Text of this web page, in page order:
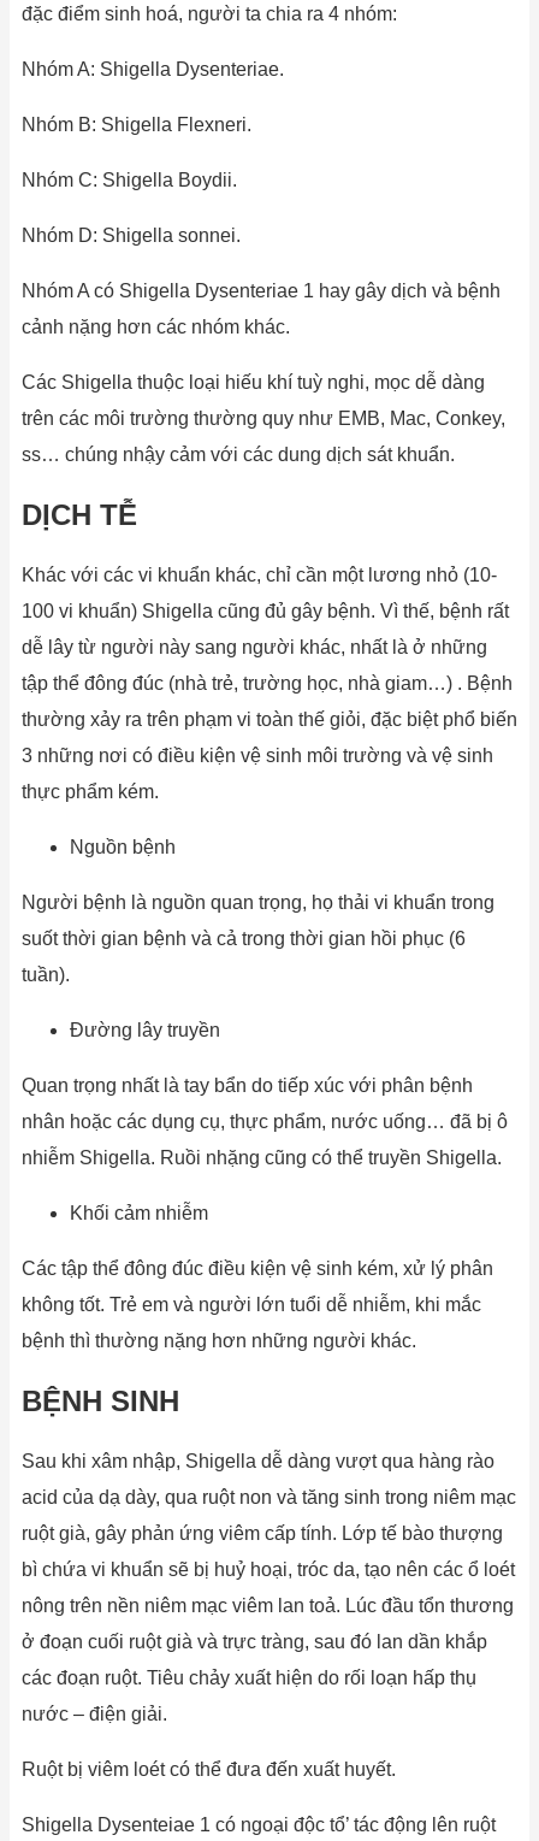
đặc điểm sinh hoá, người ta chia ra 4 nhóm:
Nhóm A: Shigella Dysenteriae.
Nhóm B: Shigella Flexneri.
Nhóm C: Shigella Boydii.
Nhóm D: Shigella sonnei.
Nhóm A có Shigella Dysenteriae 1 hay gây dịch và bệnh
cảnh nặng hơn các nhóm khác.
Các Shigella thuộc loại hiếu khí tuỳ nghi, mọc dễ dàng
trên các môi trường thường quy như EMB, Mac, Conkey,
ss… chúng nhậy cảm với các dung dịch sát khuẩn.
DỊCH TỄ
Khác với các vi khuẩn khác, chỉ cần một lương nhỏ (10-
100 vi khuẩn) Shigella cũng đủ gây bệnh. Vì thế, bệnh rất
dễ lây từ người này sang người khác, nhất là ở những
tập thể đông đúc (nhà trẻ, trường học, nhà giam…) . Bệnh
thường xảy ra trên phạm vi toàn thế giỏi, đặc biệt phổ biến
3 những nơi có điều kiện vệ sinh môi trường và vệ sinh
thực phẩm kém.
Nguồn bệnh
Người bệnh là nguồn quan trọng, họ thải vi khuẩn trong
suốt thời gian bệnh và cả trong thời gian hồi phục (6
tuần).
Đường lây truyền
Quan trọng nhất là tay bẩn do tiếp xúc với phân bệnh
nhân hoặc các dụng cụ, thực phẩm, nước uống… đã bị ô
nhiễm Shigella. Ruồi nhặng cũng có thể truyền Shigella.
Khối cảm nhiễm
Các tập thể đông đúc điều kiện vệ sinh kém, xử lý phân
không tốt. Trẻ em và người lớn tuổi dễ nhiễm, khi mắc
bệnh thì thường nặng hơn những người khác.
BỆNH SINH
Sau khi xâm nhập, Shigella dễ dàng vượt qua hàng rào
acid của dạ dày, qua ruột non và tăng sinh trong niêm mạc
ruột già, gây phản ứng viêm cấp tính. Lớp tế bào thượng
bì chứa vi khuẩn sẽ bị huỷ hoại, tróc da, tạo nên các ổ loét
nông trên nền niêm mạc viêm lan toả. Lúc đầu tổn thương
ở đoạn cuối ruột già và trực tràng, sau đó lan dần khắp
các đoạn ruột. Tiêu chảy xuất hiện do rối loạn hấp thụ
nước – điện giải.
Ruột bị viêm loét có thể đưa đến xuất huyết.
Shigella Dysenteiae 1 có ngoại độc tổ’ tác động lên ruột